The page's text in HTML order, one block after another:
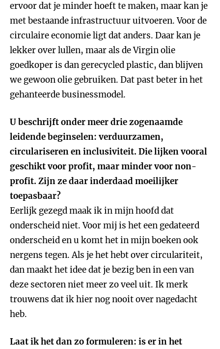
ervoor dat je minder hoeft te maken, maar kan je
met bestaande infrastructuur uitvoeren. Voor de
circulaire economie ligt dat anders. Daar kan je
lekker over lullen, maar als de Virgin olie
goedkoper is dan gerecycled plastic, dan blijven
we gewoon olie gebruiken. Dat past beter in het
gehanteerde businessmodel.
U beschrijft onder meer drie zogenaamde
leidende beginselen: verduurzamen,
circulariseren en inclusiviteit. Die lijken vooral
geschikt voor profit, maar minder voor non-
profit. Zijn ze daar inderdaad moeilijker
toepasbaar?
Eerlijk gezegd maak ik in mijn hoofd dat
onderscheid niet. Voor mij is het een gedateerd
onderscheid en u komt het in mijn boeken ook
nergens tegen. Als je het hebt over circulariteit,
dan maakt het idee dat je bezig ben in een van
deze sectoren niet meer zo veel uit. Ik merk
trouwens dat ik hier nog nooit over nagedacht
heb.
Laat ik het dan zo formuleren: is er in het